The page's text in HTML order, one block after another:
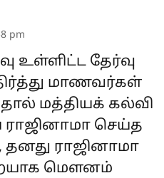
pm
உள்ளிட்ட தேர்வு
மாணவர்கள்
மத்தியக் கல்வி
செய்த
தனது ராஜினாமா
மௌனம்